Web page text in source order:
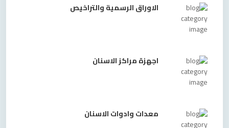
الاوراق الرسمية والتراخيص
اجهزة مراكز الاسنان
معدات وادوات الاسنان